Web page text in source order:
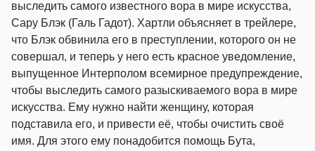
выследить самого известного вора в мире искусства,
Сару Блэк (Галь Гадот). Хартли объясняет в трейлере,
что Блэк обвинила его в преступлении, которого он не
совершал, и теперь у него есть красное уведомление,
выпущенное Интерполом всемирное предупреждение,
чтобы выследить самого разыскиваемого вора в мире
искусства. Ему нужно найти женщину, которая
подставила его, и привести её, чтобы очистить своё
имя. Для этого ему понадобится помощь Бута,